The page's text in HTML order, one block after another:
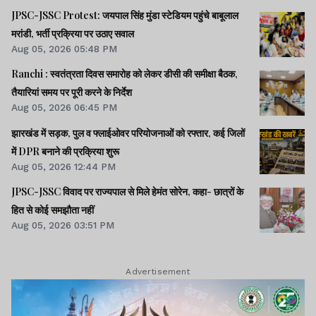
इस दौरान कई सामाजिक कार्यकर्ता, जनप्रतिनिधि
और स्थानीय लोग भी मौजूद रहे. सभी ने सरकार
और संबंधित विभाग से योजना को जल्द पूरा कर
नियमित जलापूर्ति शुरू करने की मांग की और कहा
कि जनता की आवाज को और मजबूती से उठाया
जाएगा.
मनोरंजन
Entertainment News
: एल्विश यादव के नए पोस्ट
JPSC-JSSC Protest: जयपाल सिंह मुंडा स्टेडियम पहुंचे बाबूलाल
मरांडी, भर्ती प्रक्रिया पर उठाए सवाल
Aug 05, 2026 05:48 PM
Ranchi : स्वतंत्रता दिवस समारोह को लेकर डीसी की समीक्षा बैठक,
तैयारियां समय पर पूरी करने के निर्देश
Aug 05, 2026 06:45 PM
झारखंड में सड़क, पुल व फ्लाईओवर परियोजनाओं को रफ्तार, कई जिलों
में DPR बनाने की प्रक्रिया शुरू
Aug 05, 2026 12:44 PM
JPSC-JSSC विवाद पर राज्यपाल से मिले हेमंत सोरेन, कहा- छात्रों के
हित से कोई समझौता नहीं
Aug 05, 2026 03:51 PM
Advertisement